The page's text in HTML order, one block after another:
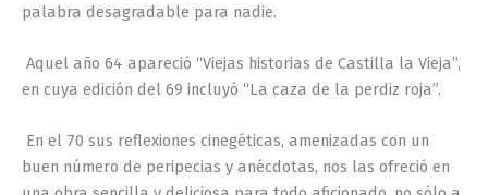
palabra desagradable para nadie.
Aquel año 64 apareció “Viejas historias de Castilla la Vieja”,
en cuya edición del 69 incluyó “La caza de la perdiz roja”.
En el 70 sus reflexiones cinegéticas, amenizadas con un
buen número de peripecias y anécdotas, nos las ofreció en